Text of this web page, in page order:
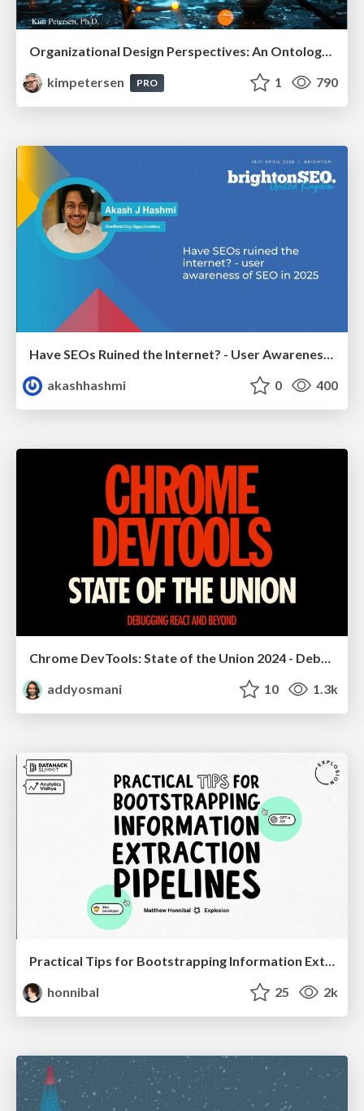
Organizational Design Perspectives: An Ontology of Organizational Design Elements
kimpetersen
PRO 1 790
Have SEOs Ruined the Internet? - User Awareness of SEO in 2025
akashhashmi
0 400
Chrome DevTools: State of the Union 2024 - Debugging React & Beyond
addyosmani
10 1.3k
Practical Tips for Bootstrapping Information Extraction Pipelines
honnibal
25 2k